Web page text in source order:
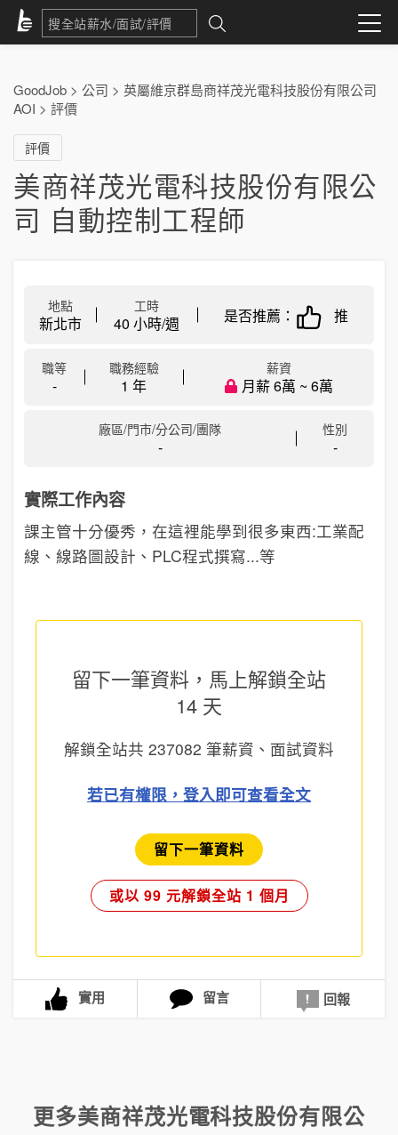
GoodJob > 公司 > 英屬維京群島商祥茂光電科技股份有限公司
AOI > 評價
評價
美商祥茂光電科技股份有限公
司 自動控制工程師
地點
新北市
工時
40 小時/週 是否推薦： 推
職等
-
職務經驗
1 年
薪資
月薪 6萬 ~ 6萬
廠區/門市/分公司/團隊
-
性別
-
實際工作內容
課主管十分優秀，在這裡能學到很多東西:工業配
線、線路圖設計、PLC程式撰寫...等
留下一筆資料，馬上解鎖全站
14 天
解鎖全站共 237082 筆薪資、面試資料
若已有權限，登入即可查看全文
留下一筆資料
或以 99 元解鎖全站 1 個月
實用 留言 回報
更多美商祥茂光電科技股份有限公